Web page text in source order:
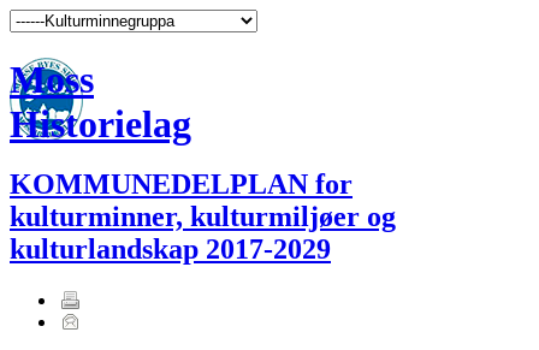
Moss
Historielag
KOMMUNEDELPLAN for
kulturminner, kulturmiljøer og
kulturlandskap 2017-2029